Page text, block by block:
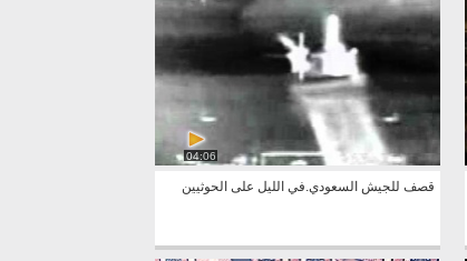
04:06
قصف للجيش السعودي.في الليل على الحوثيين